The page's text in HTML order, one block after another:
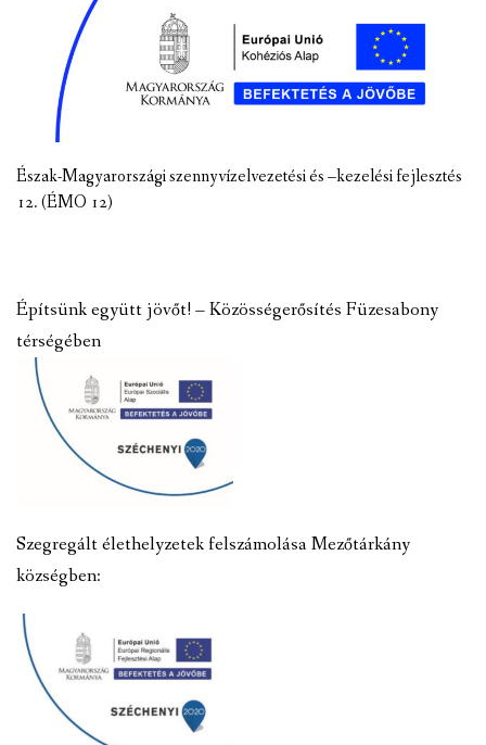
Észak-Magyarországi szennyvízelvezetési és –kezelési fejlesztés
12. (ÉMO 12)
Építsünk együtt jövőt! – Közösségerősítés Füzesabony
térségében
Szegregált élethelyzetek felszámolása Mezőtárkány
községben: